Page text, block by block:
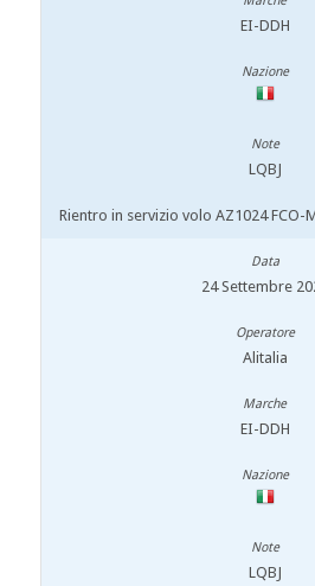
EI-DDH
LQBJ
Rientro in servizio volo AZ1024 FCO-
24 Settembre
Alitalia
EI-DDH
LQBJ